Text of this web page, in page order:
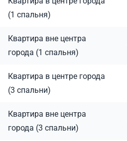
(1 спальня)
Квартира вне центра
города (1 спальня)
Квартира в центре города
(3 спальни)
Квартира вне центра
города (3 спальни)